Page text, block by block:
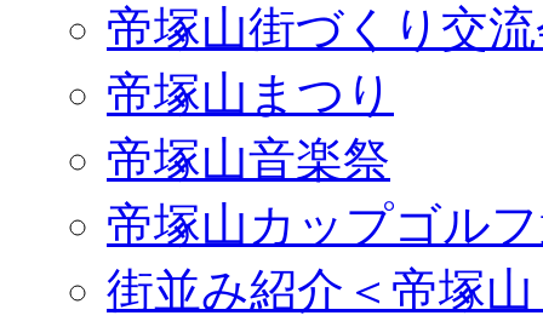
帝塚山街づくり交
帝塚山まつり
帝塚山音楽祭
帝塚山カップゴル
街並み紹介＜帝塚